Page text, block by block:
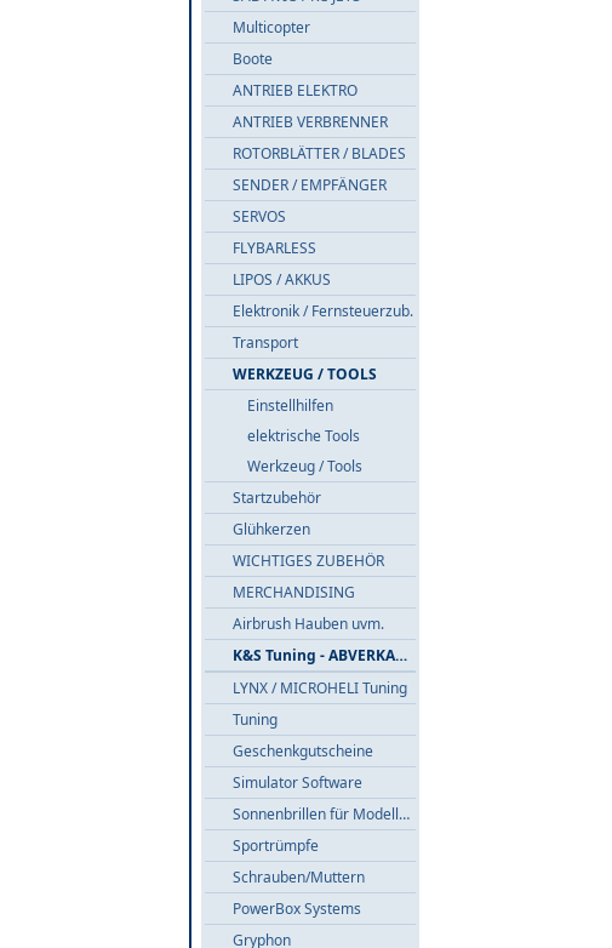
Multicopter
Boote
ANTRIEB ELEKTRO
ANTRIEB VERBRENNER
ROTORBLÄTTER / BLADES
SENDER / EMPFÄNGER
SERVOS
FLYBARLESS
LIPOS / AKKUS
Elektronik / Fernsteuerzub.
Transport
WERKZEUG / TOOLS
Einstellhilfen
elektrische Tools
Werkzeug / Tools
Startzubehör
Glühkerzen
WICHTIGES ZUBEHÖR
MERCHANDISING
Airbrush Hauben uvm.
K&S Tuning - ABVERKAUF
LYNX / MICROHELI Tuning
Tuning
Geschenkgutscheine
Simulator Software
Sonnenbrillen für Modellflieger
Sportrümpfe
Schrauben/Muttern
PowerBox Systems
Gryphon